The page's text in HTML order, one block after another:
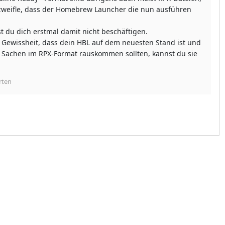
dass der Homebrew Launcher die nun ausführen
du dich erstmal damit nicht beschäftigen.
dass dein HBL auf dem neuesten Stand ist und
im RPX-Format rauskommen sollten, kannst du sie